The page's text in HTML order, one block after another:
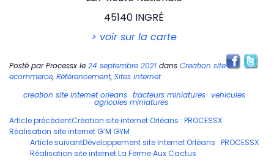
45140 INGRÉ
> voir sur la carte
Posté parProcessx le 24 septembre 2021 dans Creation site
ecommerce, Référencement, Sites internet
creation site internet orleans tracteurs miniatures vehicules
agricoles miniatures
Navigation
des
articles
Article précédentCréation site internet Orléans : PROCESSX
Réalisation site internet G’M GYM
Article suivantDéveloppement site Internet Orléans : PROCESSX
Réalisation site internet La Ferme Aux Cactus